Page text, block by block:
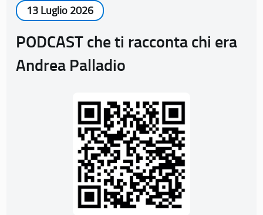
13 Luglio 2026
PODCAST che ti racconta chi era
Andrea Palladio